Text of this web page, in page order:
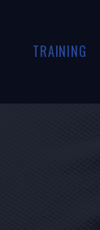
TRAINING